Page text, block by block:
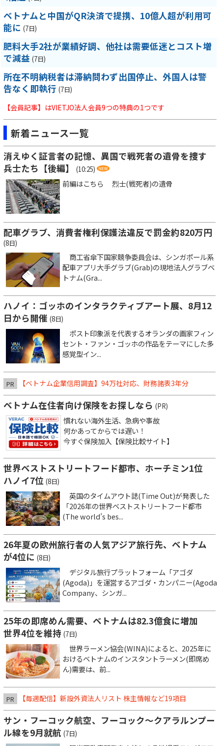
ベトナムと中国がQR決済で提携、10億人超が利用可
能に (7日)
肥料大手2社が業績好調、他社は需要低迷とコスト増
で減益 (7日)
所在不明納税者は滞納問わず出国停止、外国人は警
告なく即執行 (7日)
【会員記事】はVIETJO法人会員9つの特典の1つです
新着ニュース一覧
消えゆく証言者の記憶、異国で戦死者の遺骨を捜す
兵士たち【後編】
(10:25)
前編はこちら 烈士(戦死者)の遺骨
配車グラブ、消費者権利保護法違反で罰金約820万円
(8日)
商工省傘下国家競争委員会は、シンガポール系
配車アプリ大手グラブ(Grab)の現地法人グラブベ
トナム(Gra...
ハノイ：ゴッホのインタラクティブアート展、8月12
日から開催 (8日)
ポスト印象派を代表するオランダの画家フィン
セント・ファン・ゴッホの作品をテーマにした多
感覚型イン...
PR 【ベトナム企業信用調査】94万社対応、財務諸表3年分
ベトナム在住者向け保険をお探しなら (PR)
慣れない海外生活、急病や事故
何かあってからでは遅い！
今すぐ保険加入【保険比較サイト】
世界ベストストリートフード都市、ホーチミン1位
ハノイ7位 (8日)
英国のタイムアウト誌(Time Out)が発表した
「2026年の世界ベストストリートフード都市
(The world’s bes...
26年夏の欧州旅行者の人気アジア旅行先、ベトナム
が4位に (8日)
デジタル旅行プラットフォーム「アゴダ
(Agoda)」を運営するアゴダ・カンパニー(Agoda
Company、シンガ...
25年の即席めん需要、ベトナムは82.3億食に増加
世界4位を維持 (7日)
世界ラーメン協会(WINA)によると、2025年に
おけるベトナムのインスタントラーメン(即席め
ん)需要は、前...
PR 【毎週配信】新設外資法人リスト 株主情報など19項目
サン・フーコック航空、フーコック～クアラルンプー
ル線を9月就航 (7日)